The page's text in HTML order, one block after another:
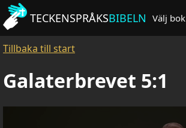
TECKENSPRÅKSBIBELN Välj bok
Tillbaka till start
Galaterbrevet 5:1